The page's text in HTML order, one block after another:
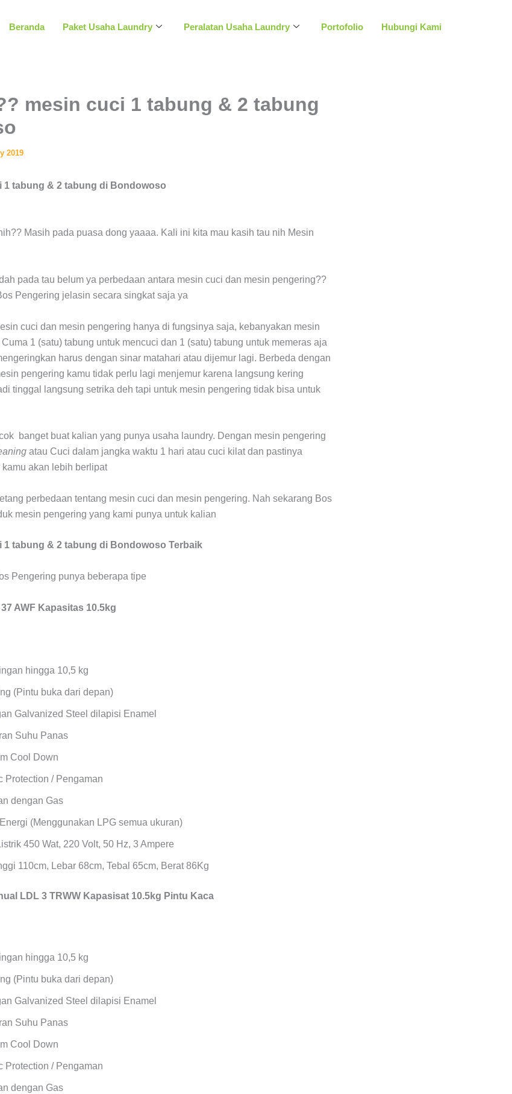
Beranda Paket Usaha Laundry Peralatan Usaha Laundry Portofolio Hubungi Kami
mesin cuci 1 tabung & 2 tabung
2019
1 tabung & 2 tabung di Bondowoso
Masih pada puasa dong yaaaa. Kali ini kita mau kasih tau nih Mesin
pada tau belum ya perbedaan antara mesin cuci dan mesin pengering??
Pengering jelasin secara singkat saja ya
cuci dan mesin pengering hanya di fungsinya saja, kebanyakan mesin
1 (satu) tabung untuk mencuci dan 1 (satu) tabung untuk memeras aja
harus dengan sinar matahari atau dijemur lagi. Berbeda dengan
pengering kamu tidak perlu lagi menjemur karena langsung kering
tinggal langsung setrika deh tapi untuk mesin pengering tidak bisa untuk
banget buat kalian yang punya usaha laundry. Dengan mesin pengering
atau Cuci dalam jangka waktu 1 hari atau cuci kilat dan pastinya
akan lebih berlipat
perbedaan tentang mesin cuci dan mesin pengering. Nah sekarang Bos
mesin pengering yang kami punya untuk kalian
1 tabung & 2 tabung di Bondowoso Terbaik
Pengering punya beberapa tipe
AWF Kapasitas 10.5kg
hingga 10,5 kg
(Pintu buka dari depan)
Galvanized Steel dilapisi Enamel
Suhu Panas
Cool Down
Protection / Pengaman
dengan Gas
(Menggunakan LPG semua ukuran)
450 Wat, 220 Volt, 50 Hz, 3 Ampere
110cm, Lebar 68cm, Tebal 65cm, Berat 86Kg
LDL 3 TRWW Kapasisat 10.5kg Pintu Kaca
hingga 10,5 kg
(Pintu buka dari depan)
Galvanized Steel dilapisi Enamel
Suhu Panas
Cool Down
Protection / Pengaman
dengan Gas